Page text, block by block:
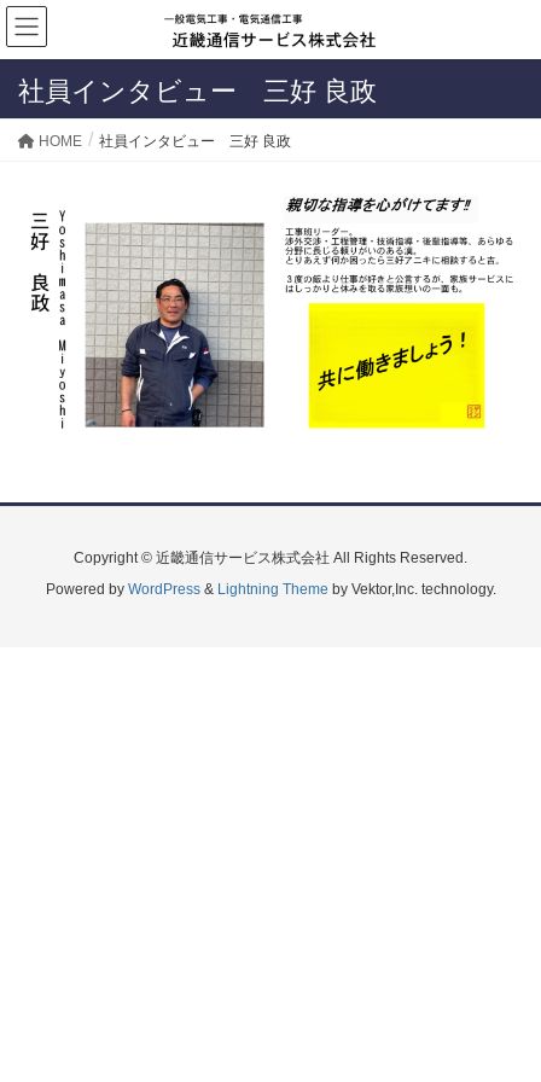
社員インタビュー 三好 良政
HOME 社員インタビュー 三好 良政
Copyright © 近畿通信サービス株式会社 All Rights Reserved.
Powered by WordPress& Lightning Theme by Vektor,Inc. technology.